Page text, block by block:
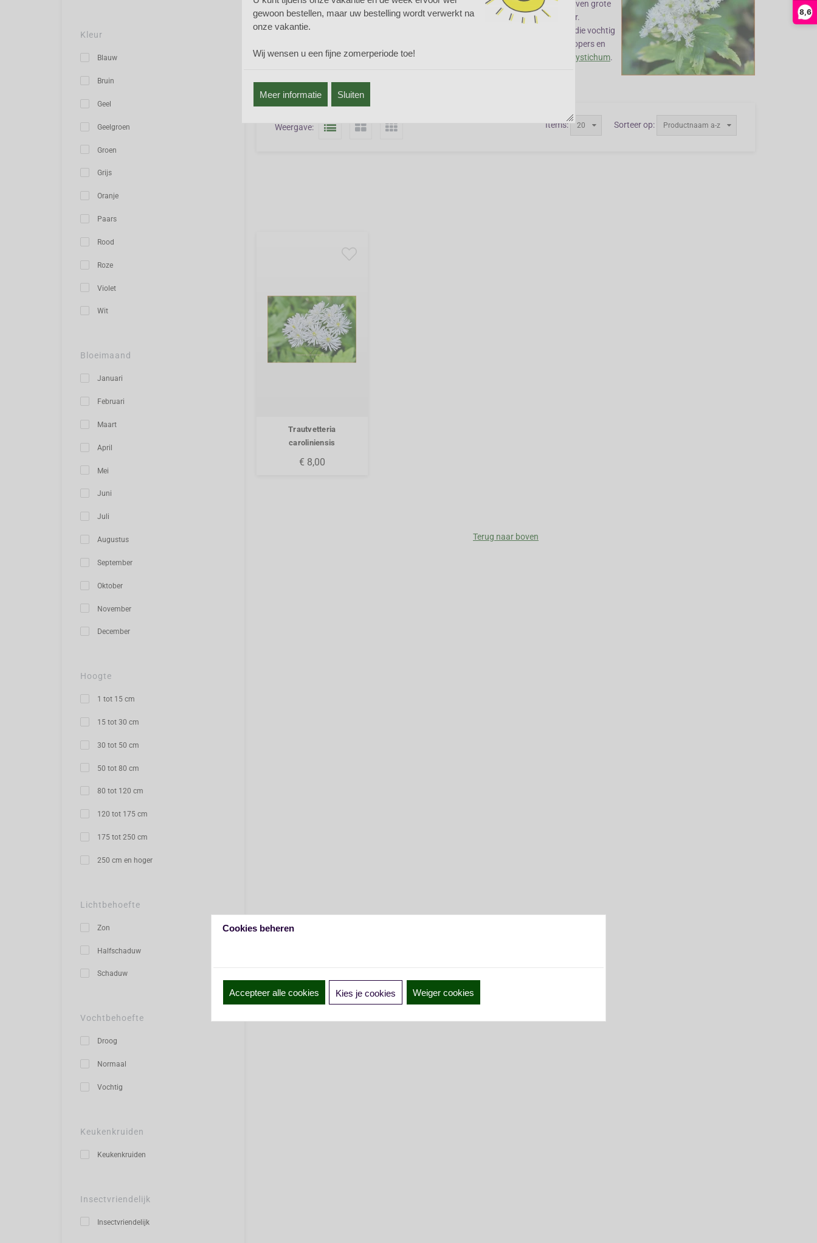
8,6
Kleur
Blauw
Bruin
Geel
Geelgroen
Groen
Grijs
Oranje
Paars
Rood
Roze
Violet
Wit
Bloeimaand
Januari
Februari
Maart
April
Mei
Juni
Juli
Augustus
September
Oktober
November
December
Hoogte
1 tot 15 cm
15 tot 30 cm
30 tot 50 cm
50 tot 80 cm
80 tot 120 cm
120 tot 175 cm
175 tot 250 cm
250 cm en hoger
Lichtbehoefte
Zon
Halfschaduw
Schaduw
Vochtbehoefte
Droog
Normaal
Vochtig
Keukenkruiden
Keukenkruiden
Insectvriendelijk
Insectvriendelijk
Trautvetteria is een klein en onbekend plantengeslacht met typische witte bloemen boven grote
bladeren. De bloemen lijken op die van Thalictrum en verspreiden een aangename geur.
Trautvetteria is een plant die graag in de (half)schaduw staat op een humeuze grond die vochtig
genoeg is. Vermijd kalk in de grond. Op een goede standplaats krijgt Trautvetteria uitlopers en
vormt zo bodembedekkende groepen. Goede buurplanten zijn
Polystichum.
Sorteer op: Productnaam a-z
Items: 20
Weergave:
Trautvetteria
caroliniensis
€ 8,00
Terug naar boven
gewoon bestellen, maar uw bestelling wordt verwerkt na
onze vakantie.
Wij wensen u een fijne zomerperiode toe!
Meer informatie Sluiten
Cookies beheren
Accepteer alle cookies Kies je cookies Weiger cookies